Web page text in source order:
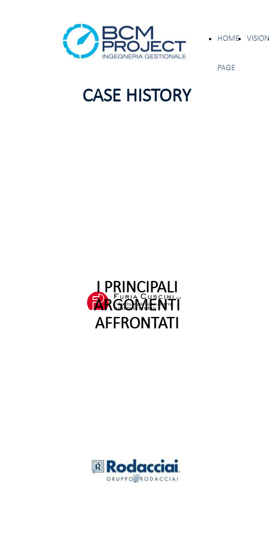
HOME
PAGE
VISION
CASE HISTORY
I PRINCIPALI
ARGOMENTI
AFFRONTATI